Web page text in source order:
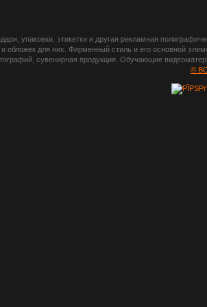
упаковки, этикетки и другая рекламная
обложек для них. Фирменный стиль и его основной
сувенирная продукция. Обучающие
©